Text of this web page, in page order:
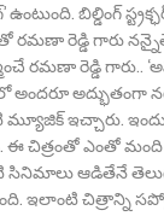
బిల్డింగ్
రమణా రెడ్డి గారు
రమణా రెడ్డి గారు..
అందరూ అద్భుతంగా
మ్యూజిక్ ఇచ్చారు.
చిత్రంతో ఎంతో మంది
ఆడితేనే
ఇలాంటి చిత్రాన్ని